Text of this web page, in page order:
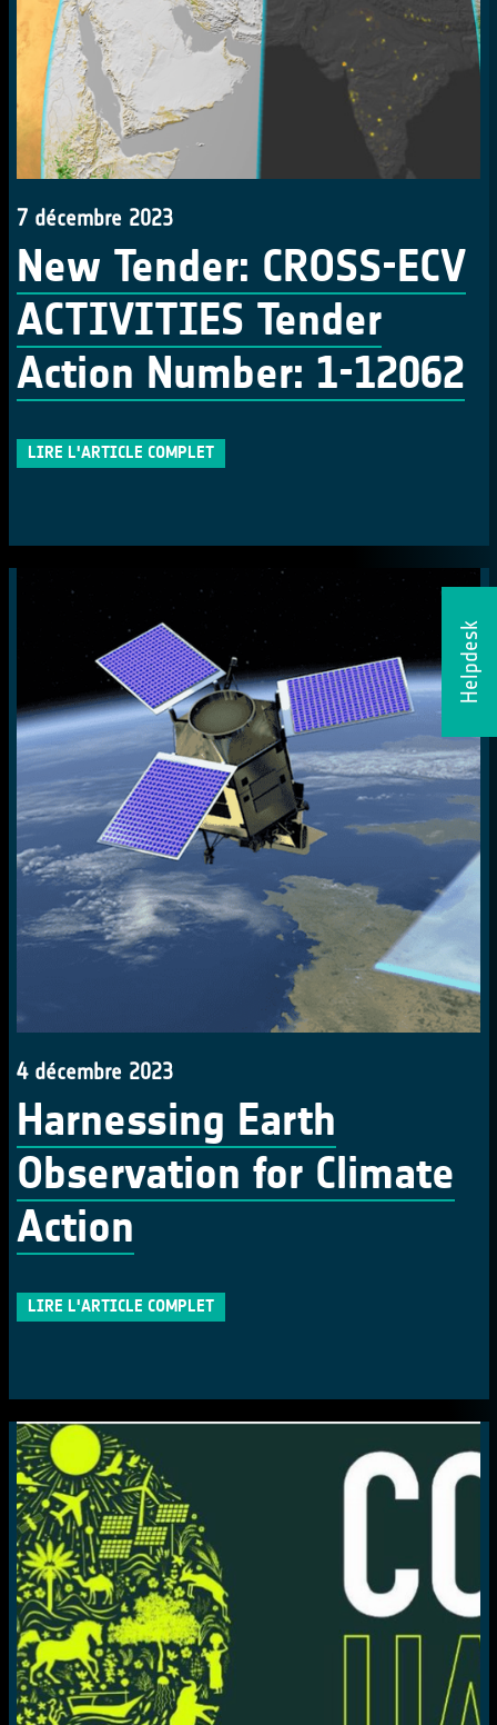
Helpdesk
7 décembre 2023
New Tender: CROSS-ECV
ACTIVITIES Tender
Action Number: 1-12062
LIRE L'ARTICLE COMPLET
4 décembre 2023
Harnessing Earth
Observation for Climate
Action
LIRE L'ARTICLE COMPLET